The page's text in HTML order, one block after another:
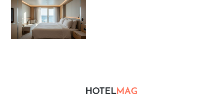
HOTELMAG